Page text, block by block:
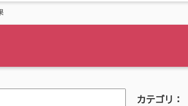
カテゴリ：